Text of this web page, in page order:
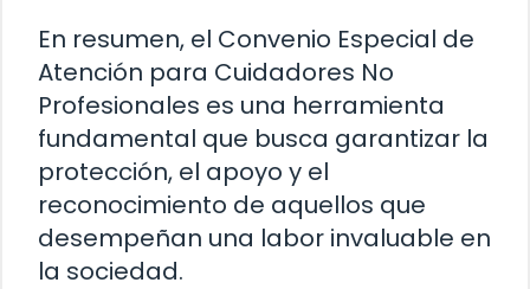
En resumen, el Convenio Especial de
Atención para Cuidadores No
Profesionales es una herramienta
fundamental que busca garantizar la
protección, el apoyo y el
reconocimiento de aquellos que
desempeñan una labor invaluable en
la sociedad.